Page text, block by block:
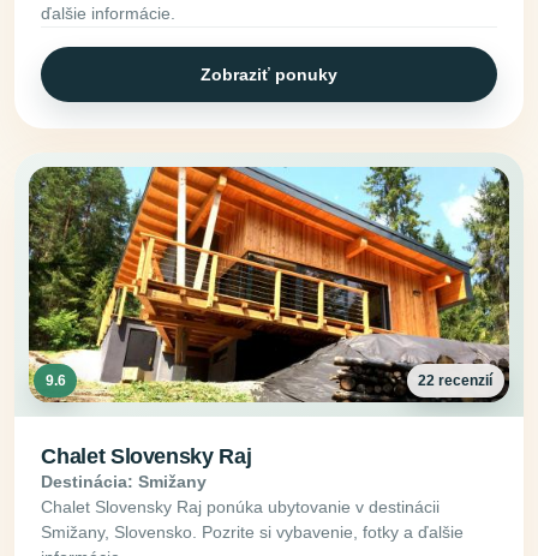
ďalšie informácie.
Zobraziť ponuky
9.6 22 recenzií
Chalet Slovensky Raj
Destinácia: Smižany
Chalet Slovensky Raj ponúka ubytovanie v destinácii
Smižany, Slovensko. Pozrite si vybavenie, fotky a ďalšie